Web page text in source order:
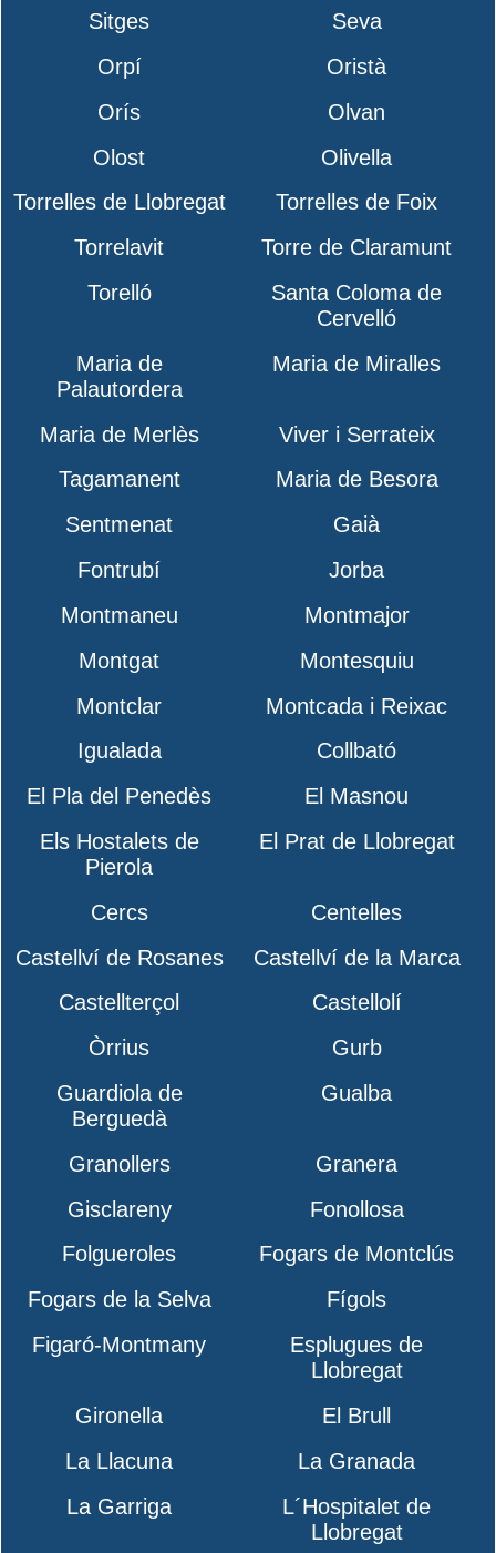
Sitges
Seva
Orpí
Oristà
Orís
Olvan
Olost
Olivella
Torrelles de Llobregat
Torrelles de Foix
Torrelavit
Torre de Claramunt
Torelló
Santa Coloma de
Cervelló
Maria de
Palautordera
Maria de Miralles
Maria de Merlès
Viver i Serrateix
Tagamanent
Maria de Besora
Sentmenat
Gaià
Fontrubí
Jorba
Montmaneu
Montmajor
Montgat
Montesquiu
Montclar
Montcada i Reixac
Igualada
Collbató
El Pla del Penedès
El Masnou
Els Hostalets de
Pierola
El Prat de Llobregat
Cercs
Centelles
Castellví de Rosanes
Castellví de la Marca
Castellterçol
Castellolí
Òrrius
Gurb
Guardiola de
Berguedà
Gualba
Granollers
Granera
Gisclareny
Fonollosa
Folgueroles
Fogars de Montclús
Fogars de la Selva
Fígols
Figaró-Montmany
Esplugues de
Llobregat
Gironella
El Brull
La Llacuna
La Granada
La Garriga
L´Hospitalet de
Llobregat